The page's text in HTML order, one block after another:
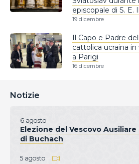
episcopale di S. E.
19 dicembre
Il Capo e Padre
cattolica ucraina in
a Parigi
16 dicembre
Notizie
6 agosto
Elezione del Vescovo Ausiliare
di Buchach
5 agosto